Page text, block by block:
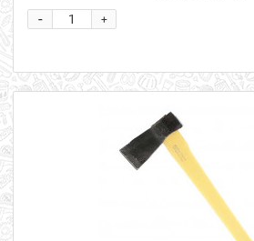
+
-